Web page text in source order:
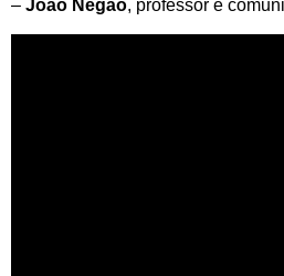
– João Negão, professor e